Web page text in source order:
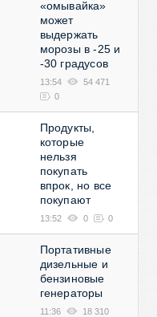
«омывайка»
может
выдержать
морозы в -25 и
-30 градусов
13:54
54 471
0
Продукты,
которые
нельзя
покупать
впрок, но все
покупают
13:52 0 0
Портативные
дизельные и
бензиновые
генераторы
11:36
18 310